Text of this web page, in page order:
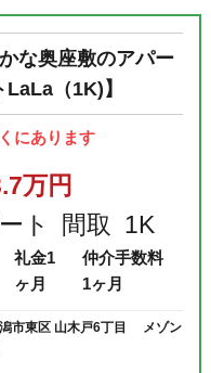
な奥座敷のアパー
（1K)】
にあります
万円
ト
間取 1K
礼金1
ヶ月
仲介手数料
1ヶ月
市東区 山木戸6丁目 メゾン